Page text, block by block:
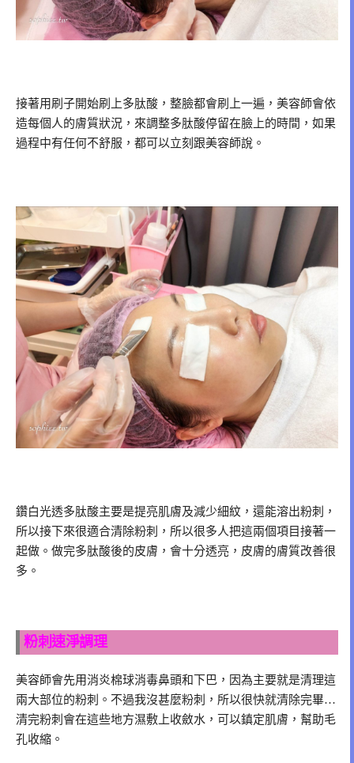
接著用刷子開始刷上多肽酸，整臉都會刷上一遍，美容師會依
造每個人的膚質狀況，來調整多肽酸停留在臉上的時間，如果
過程中有任何不舒服，都可以立刻跟美容師說。
鑽白光透多肽酸主要是提亮肌膚及減少細紋，還能溶出粉刺，
所以接下來很適合清除粉刺，所以很多人把這兩個項目接著一
起做。做完多肽酸後的皮膚，會十分透亮，皮膚的膚質改善很
多。
粉刺速淨調理
美容師會先用消炎棉球消毒鼻頭和下巴，因為主要就是清理這
兩大部位的粉刺。不過我沒甚麼粉刺，所以很快就清除完畢…
清完粉刺會在這些地方濕敷上收斂水，可以鎮定肌膚，幫助毛
孔收縮。